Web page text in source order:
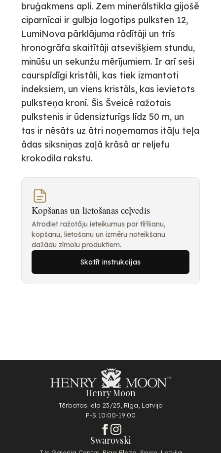
bruģakmens apli. Zem minerālstikla gijošē
ciparnīcai ir gulbja logotips pulksten 12,
LumiNova pārklājuma rādītāji un trīs
hronogrāfa skaitītāji atsevišķiem stundu,
minūšu un sekunžu mērījumiem. Ir arī seši
caurspīdīgi kristāli, kas tiek izmantoti
indeksiem, un viens kristāls, kas ievietots
pulksteņa kronī. Šis Šveicē ražotais
pulkstenis ir ūdensizturīgs līdz 50 m, un
tas ir nēsāts uz ātri noņemamas itāļu teļa
ādas siksniņas zaļā krāsā ar reljefu
krokodila rakstu.
Kopšanas un lietošanas ceļvedis
Atrodiet ražotāju ieteikumus par tīrīšanu,
kopšanu, lietošanu un izmēru noteikšanu
dažādu zīmolu produktiem.
Skatīt instrukcijas
Henry Moon
Tērbatas iela 23/25, Rīga, Latvija
P-S 10:00-19:00
Swarovski